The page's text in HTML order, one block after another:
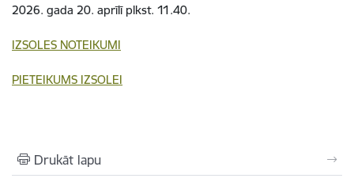
2026. gada 20. aprīlī plkst. 11.40.
IZSOLES NOTEIKUMI
PIETEIKUMS IZSOLEI
Drukāt lapu